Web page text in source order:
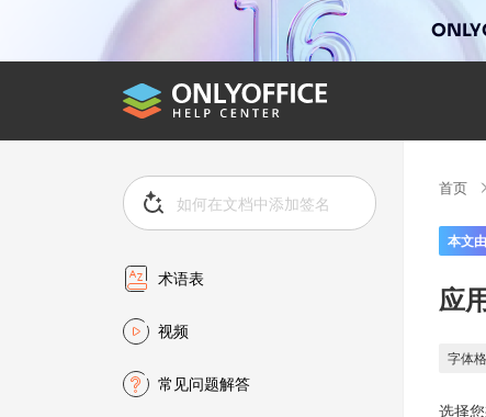
术语表
视频
常见问题解答
首页
本文
应
字体
选择